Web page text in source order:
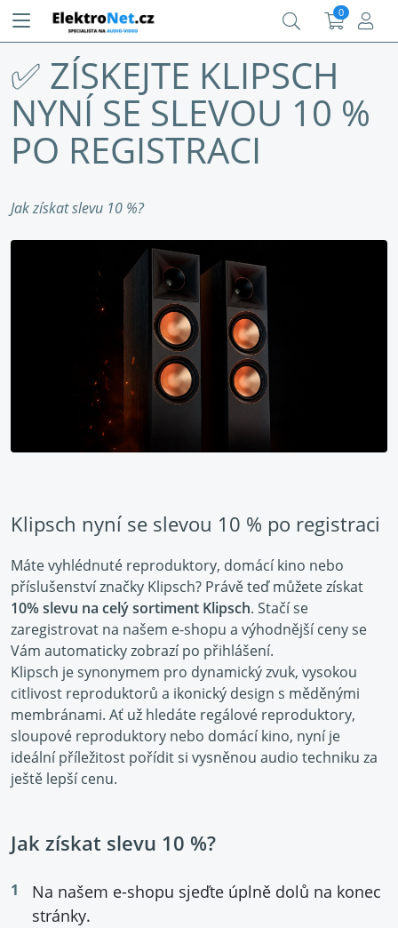
0
✅ ZÍSKEJTE KLIPSCH
NYNÍ SE SLEVOU 10 %
PO REGISTRACI
Jak získat slevu 10 %? ​
Klipsch nyní se slevou 10 % po registraci
Máte vyhlédnuté reproduktory, domácí kino nebo
příslušenství značky Klipsch? Právě teď můžete získat
10% slevu na celý sortiment Klipsch. Stačí se
zaregistrovat na našem e-shopu a výhodnější ceny se
Vám automaticky zobrazí po přihlášení.
Klipsch je synonymem pro dynamický zvuk, vysokou
citlivost reproduktorů a ikonický design s měděnými
membránami. Ať už hledáte regálové reproduktory,
sloupové reproduktory nebo domácí kino, nyní je
ideální příležitost pořídit si vysněnou audio techniku za
ještě lepší cenu.
Jak získat slevu 10 %?
Na našem e-shopu sjeďte úplně dolů na konec
stránky.